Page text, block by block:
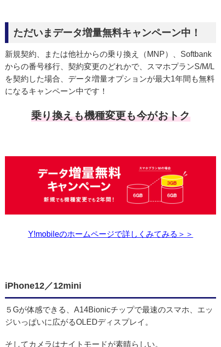
ただいまデータ増量無料キャンペーン中！
新規契約、または他社からの乗り換え（MNP）、Softbank
からの番号移行、契約変更のどれかで、スマホプランS/M/L
を契約した場合、データ増量オプションが最大1年間も無料
になるキャンペーン中です！
乗り換えも機種変更も今がおトク
Y!mobileのホームページで詳しくみてみる＞＞
iPhone12／12mini
５Gが体感できる、A14Bionicチップで最速のスマホ、エッ
ジいっぱいに広がるOLEDディスプレイ。
そしてカメラはナイトモードが素晴らしい。